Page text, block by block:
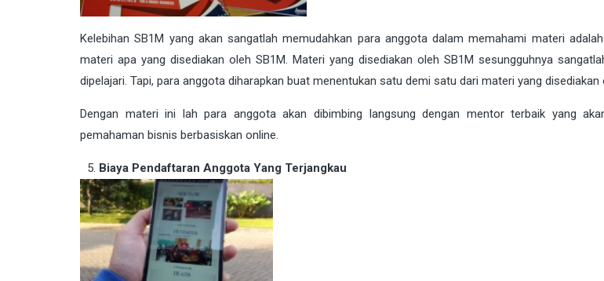
Kelebihan SB1M yang akan sangatlah memudahkan para anggota dalam memahami materi
materi apa yang disediakan oleh SB1M. Materi yang disediakan oleh SB1M sesungguhnya
dipelajari. Tapi, para anggota diharapkan buat menentukan satu demi satu dari materi yang disediakan
Dengan materi ini lah para anggota akan dibimbing langsung dengan mentor terbaik yang
pemahaman bisnis berbasiskan online.
Biaya Pendaftaran Anggota Yang Terjangkau